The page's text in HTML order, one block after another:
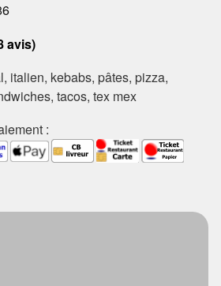
avis)
italien, kebabs, pâtes, pizza,
tacos, tex mex
: